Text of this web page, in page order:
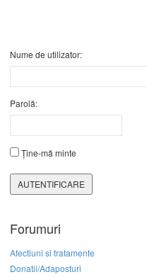
Nume de utilizator:
Parolă:
Ține-mă minte
AUTENTIFICARE
Forumuri
Afectiuni si tratamente
Donatii/Adaposturi